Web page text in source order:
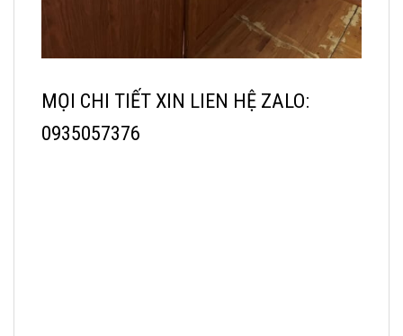
MỌI CHI TIẾT XIN LIEN HỆ ZALO:
0935057376